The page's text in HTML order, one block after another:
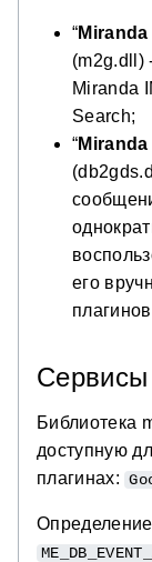
“
(m2g.dll)
Miranda
Search;
“
его
Сервисы
Библиотека
доступную
плагинах: